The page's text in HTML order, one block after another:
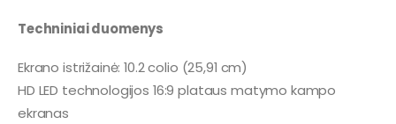
Techniniai duomenys
Ekrano istrižainė: 10.2 colio (25,91 cm)
HD LED technologijos 16:9 plataus matymo kampo
ekranas